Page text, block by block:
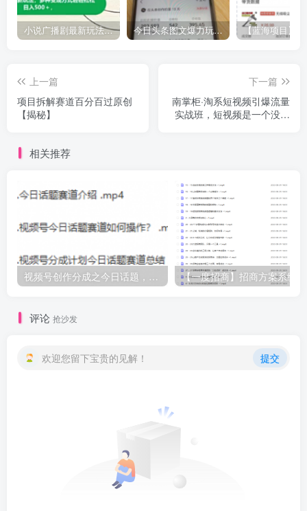
小说广播剧最新玩法，多种变现方式轻轻松松日入500＋【揭秘】 今日头条图文爆力玩法,AI自动生成文案，当天见收益，轻松日入500+
上一篇
项目拆解赛道百分百过原创
【揭秘】
下一篇
南掌柜·淘系短视频引爆流量
实战班，短视频是一个没有
相关推荐
视频号创作分成之今日话题，两种方法，轻松AI生成原创视频，小白日入300+
评论 抢沙发
欢迎您留下宝贵的见解！ 提交